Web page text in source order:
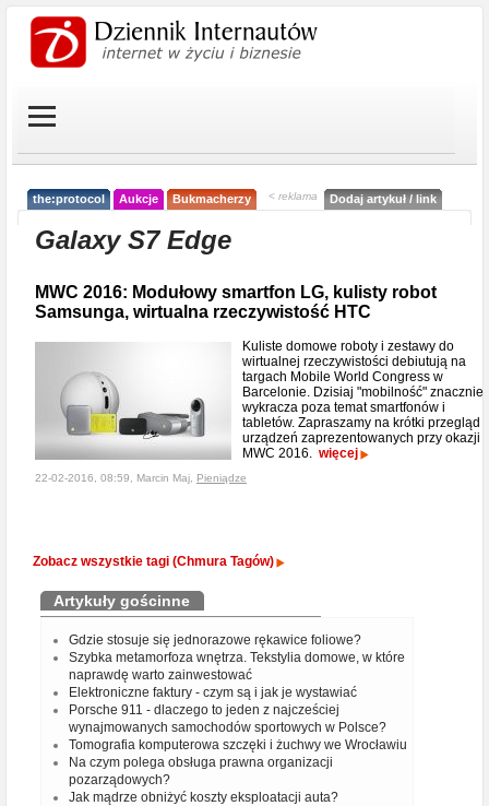
the:protocol Aukcje Bukmacherzy < reklama Dodaj artykuł / link
Galaxy S7 Edge
MWC 2016: Modułowy smartfon LG, kulisty robot
Samsunga, wirtualna rzeczywistość HTC
Kuliste domowe roboty i zestawy do
wirtualnej rzeczywistości debiutują na
targach Mobile World Congress w
Barcelonie. Dzisiaj "mobilność" znacznie
wykracza poza temat smartfonów i
tabletów. Zapraszamy na krótki przegląd
urządzeń zaprezentowanych przy okazji
MWC 2016. więcej
22-02-2016, 08:59, Marcin Maj, Pieniądze
Zobacz wszystkie tagi (Chmura Tagów)
Artykuły gościnne
Gdzie stosuje się jednorazowe rękawice foliowe?
Szybka metamorfoza wnętrza. Tekstylia domowe, w które
naprawdę warto zainwestować
Elektroniczne faktury - czym są i jak je wystawiać
Porsche 911 - dlaczego to jeden z najcześciej
wynajmowanych samochodów sportowych w Polsce?
Tomografia komputerowa szczęki i żuchwy we Wrocławiu
Na czym polega obsługa prawna organizacji
pozarządowych?
Jak mądrze obniżyć koszty eksploatacji auta?